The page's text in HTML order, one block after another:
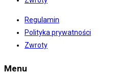
Regulamin
Polityka prywatności
Zwroty
Menu